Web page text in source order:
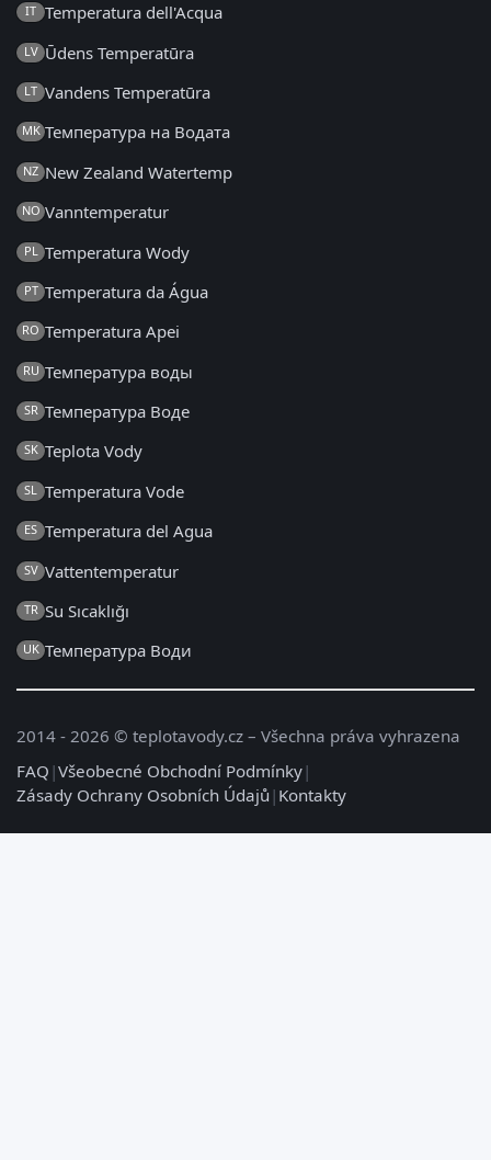
IT Temperatura dell'Acqua
LV Ūdens Temperatūra
LT Vandens Temperatūra
MK Температура на Водата
NZ New Zealand Watertemp
NO Vanntemperatur
PL Temperatura Wody
PT Temperatura da Água
RO Temperatura Apei
RU Температура воды
SR Температура Воде
SK Teplota Vody
SL Temperatura Vode
ES Temperatura del Agua
SV Vattentemperatur
TR Su Sıcaklığı
UK Температура Води
2014 - 2026 © teplotavody.cz – Všechna práva vyhrazena
FAQ |Všeobecné Obchodní Podmínky|
Zásady Ochrany Osobních Údajů | Kontakty